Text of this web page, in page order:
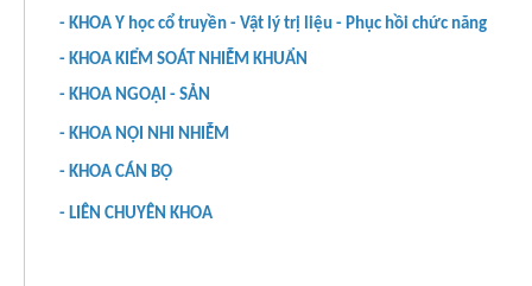
- KHOA Y học cổ truyền - Vật lý trị liệu - Phục hồi chức năng
- KHOA KIỂM SOÁT NHIỄM KHUẨN
- KHOA NGOẠI - SẢN
- KHOA NỘI NHI NHIỄM
- KHOA CÁN BỘ
- LIÊN CHUYÊN KHOA